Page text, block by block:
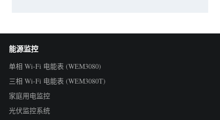
能源监控
单相 Wi-Fi 电能表 (WEM3080)
三相 Wi-Fi 电能表 (WEM3080T)
家庭用电监控
光伏监控系统